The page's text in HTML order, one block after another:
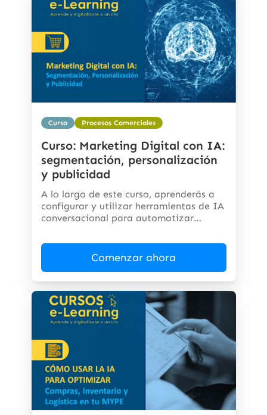
Curso Procesos Comerciales
Curso: Marketing Digital con IA:
segmentación, personalización
y publicidad
A lo largo de este curso, aprenderás a
configurar y utilizar herramientas de IA
conversacional para automatizar
Comenzar ahora